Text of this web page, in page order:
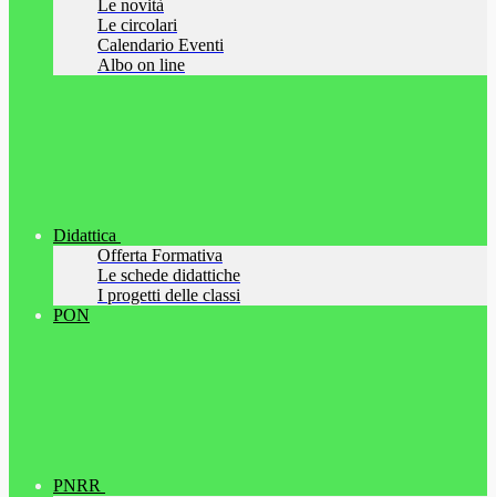
Le novità
Le circolari
Calendario Eventi
Albo on line
Didattica
Offerta Formativa
Le schede didattiche
I progetti delle classi
PON
PNRR